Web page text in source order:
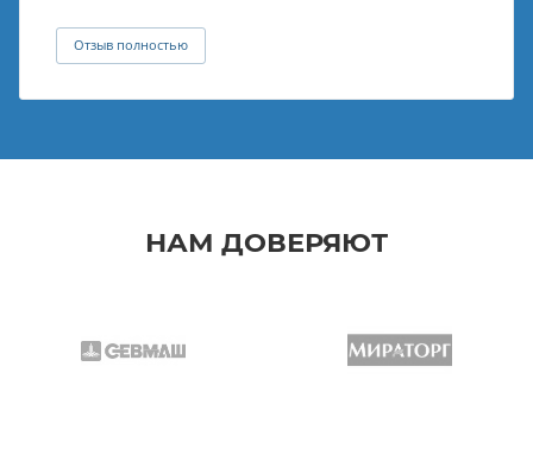
Отзыв полностью
НАМ ДОВЕРЯЮТ